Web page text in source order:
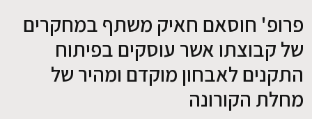
מחקר
חדשות ואירועים
קשרי תעשייה
פרופ' חוסאם חאיק משתף במחקרים
של קבוצתו אשר עוסקים בפיתוח
התקנים לאבחון מוקדם ומהיר של
מחלת הקורונה